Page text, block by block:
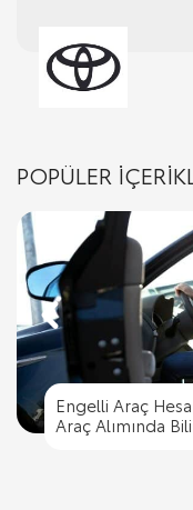
POPÜLER
Trafik İşaret
Engelli Araç
Araç Alımında
Trafik Cezası
Trafik İşaret
Engelli Araç
Araç Alımında